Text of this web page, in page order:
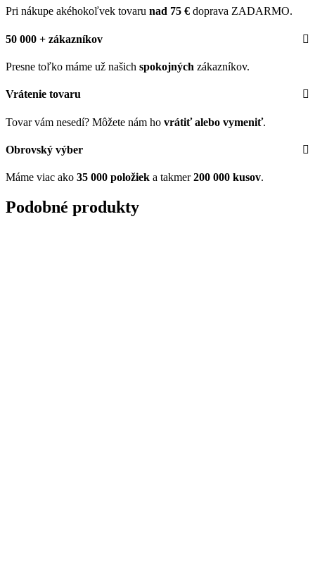
Pri nákupe akéhokoľvek tovaru nad 75 € doprava ZADARMO.
50 000 + zákazníkov
Presne toľko máme už našich spokojných zákazníkov.
Vrátenie tovaru
Tovar vám nesedí? Môžete nám ho vrátiť alebo vymeniť.
Obrovský výber
Máme viac ako 35 000 položiek a takmer200 000 kusov.
Podobné produkty